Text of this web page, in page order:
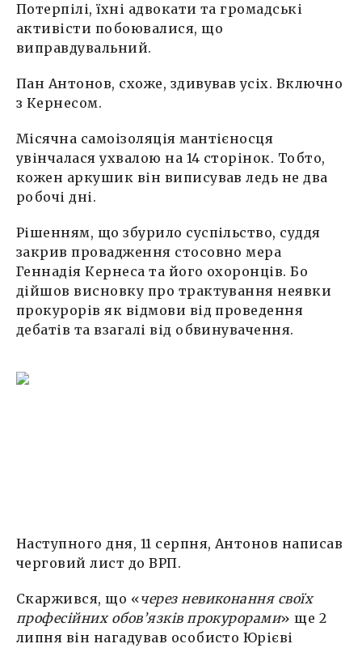
Потерпілі, їхні адвокати та громадські
активісти побоювалися, що
виправдувальний.
Пан Антонов, схоже, здивував усіх. Включно
з Кернесом.
Місячна самоізоляція мантієносця
увінчалася ухвалою на 14 сторінок. Тобто,
кожен аркушик він виписував ледь не два
робочі дні.
Рішенням, що збурило суспільство, суддя
закрив провадження стосовно мера
Геннадія Кернеса та його охоронців. Бо
дійшов висновку про трактування неявки
прокурорів як відмови від проведення
дебатів та взагалі від обвинувачення.
Наступного дня, 11 серпня, Антонов написав
черговий лист до ВРП.
Скаржився, що «через невиконання своїх
професійних обов’язків прокурорами» ще 2
липня він нагадував особисто Юрієві